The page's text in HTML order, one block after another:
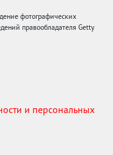
фотографических
правообладателя Getty
и персональных